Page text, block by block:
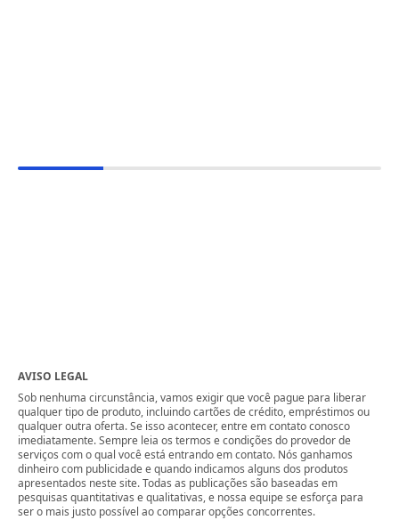
AVISO LEGAL
Sob nenhuma circunstância, vamos exigir que você pague para liberar
qualquer tipo de produto, incluindo cartões de crédito, empréstimos ou
qualquer outra oferta. Se isso acontecer, entre em contato conosco
imediatamente. Sempre leia os termos e condições do provedor de
serviços com o qual você está entrando em contato. Nós ganhamos
dinheiro com publicidade e quando indicamos alguns dos produtos
apresentados neste site. Todas as publicações são baseadas em
pesquisas quantitativas e qualitativas, e nossa equipe se esforça para
ser o mais justo possível ao comparar opções concorrentes.